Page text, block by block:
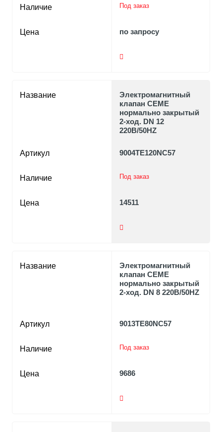
Наличие
Цена
Под заказ
по запросу
Название
Артикул
Наличие
Цена
Электромагнитный
клапан CEME
нормально закрытый
2-ход. DN 12
220В/50HZ
9004TE120NC57
Под заказ
14511
Название
Артикул
Наличие
Цена
Электромагнитный
клапан CEME
нормально закрытый
2-ход. DN 8 220В/50HZ
9013TE80NC57
Под заказ
9686